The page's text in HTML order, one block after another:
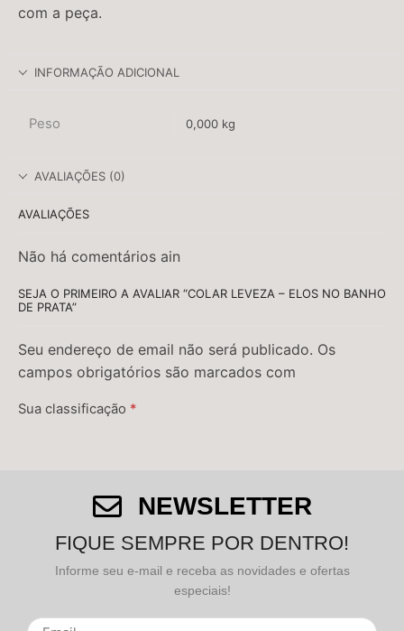
com a peça.
INFORMAÇÃO ADICIONAL
Peso 0,000 kg
AVALIAÇÕES (0)
AVALIAÇÕES
Não há comentários ain
SEJA O PRIMEIRO A AVALIAR “COLAR LEVEZA – ELOS NO BANHO
DE PRATA”
Seu endereço de email não será publicado. Os
campos obrigatórios são marcados com
Sua classificação *
NEWSLETTER
FIQUE SEMPRE POR DENTRO!
Informe seu e-mail e receba as novidades e ofertas
especiais!